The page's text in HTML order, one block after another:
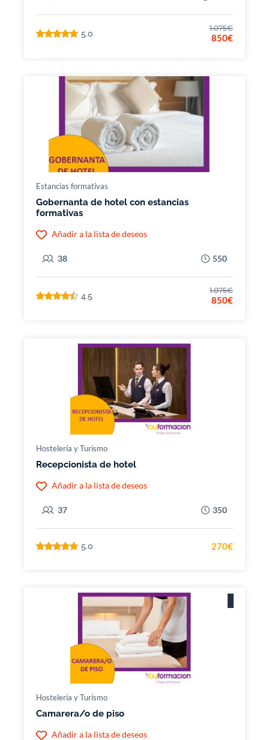
5.0
1.075€
850€
Estancias formativas
Gobernanta de hotel con estancias
formativas
Añadir a la lista de deseos
38 550
4.5
1.075€
850€
Hostelería y Turismo
Recepcionista de hotel
Añadir a la lista de deseos
37 350
5.0 270€
Hostelería y Turismo
Camarera/o de piso
Añadir a la lista de deseos